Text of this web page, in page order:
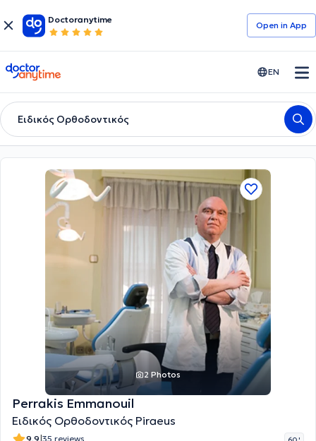
Doctoranytime
Open in Αpp
doctoranytime EN
Ειδικός Ορθοδοντικός
2 Photos
Perrakis Emmanouil
Ειδικός Ορθοδοντικός Piraeus
9.9 35 reviews